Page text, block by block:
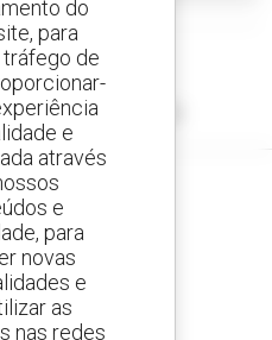
à sua pesquisa.
alertas
equipamentos usados
do
para
tráfego de
e
através
e
para
novas
e
as
nas redes